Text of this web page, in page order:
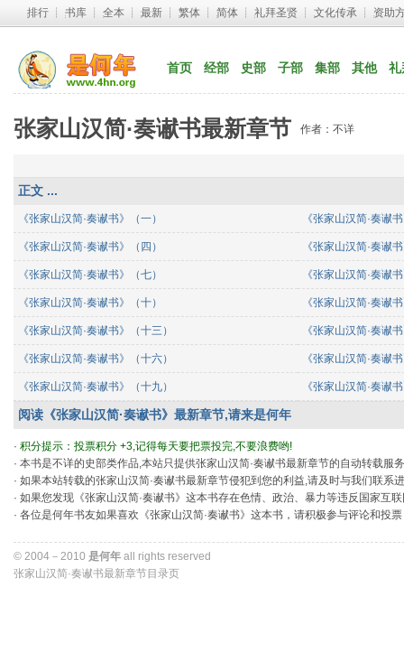
排行 ┊ 书库 ┊ 全本 ┊ 最新 ┊ 繁体 ┊ 简体 ┊ 礼拜圣贤 ┊ 文化传承 ┊ 资助
首页 经部 史部 子部 集部 其他 礼
张家山汉简·奏谳书最新章节 作者：不详
正文 ...
《张家山汉简·奏谳书》（一） 《张家山汉简·奏谳
《张家山汉简·奏谳书》（四） 《张家山汉简·奏谳
《张家山汉简·奏谳书》（七） 《张家山汉简·奏谳
《张家山汉简·奏谳书》（十） 《张家山汉简·奏谳
《张家山汉简·奏谳书》（十三） 《张家山汉简·奏谳
《张家山汉简·奏谳书》（十六） 《张家山汉简·奏谳
《张家山汉简·奏谳书》（十九） 《张家山汉简·奏谳
阅读《张家山汉简·奏谳书》最新章节,请来是何年
· 积分提示：投票积分 +3,记得每天要把票投完,不要浪费哟!
· 本书是不详的史部类作品,本站只提供张家山汉简·奏谳书最新章节的自动转载服
· 如果本站转载的张家山汉简·奏谳书最新章节侵犯到您的利益,请及时与我们联系
· 如果您发现《张家山汉简·奏谳书》这本书存在色情、政治、暴力等违反国家互
· 各位是何年书友如果喜欢《张家山汉简·奏谳书》这本书，请积极参与评论和投
© 2004－2010 是何年 all rights reserved
张家山汉简·奏谳书最新章节目录页